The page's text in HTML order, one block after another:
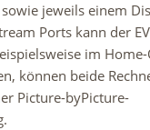
jeweils einem
Ports kann der
im
können beide
Picture-byPicture-